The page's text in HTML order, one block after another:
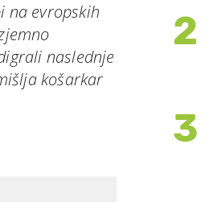
na evropskih
naslednje
košarkar
2
3